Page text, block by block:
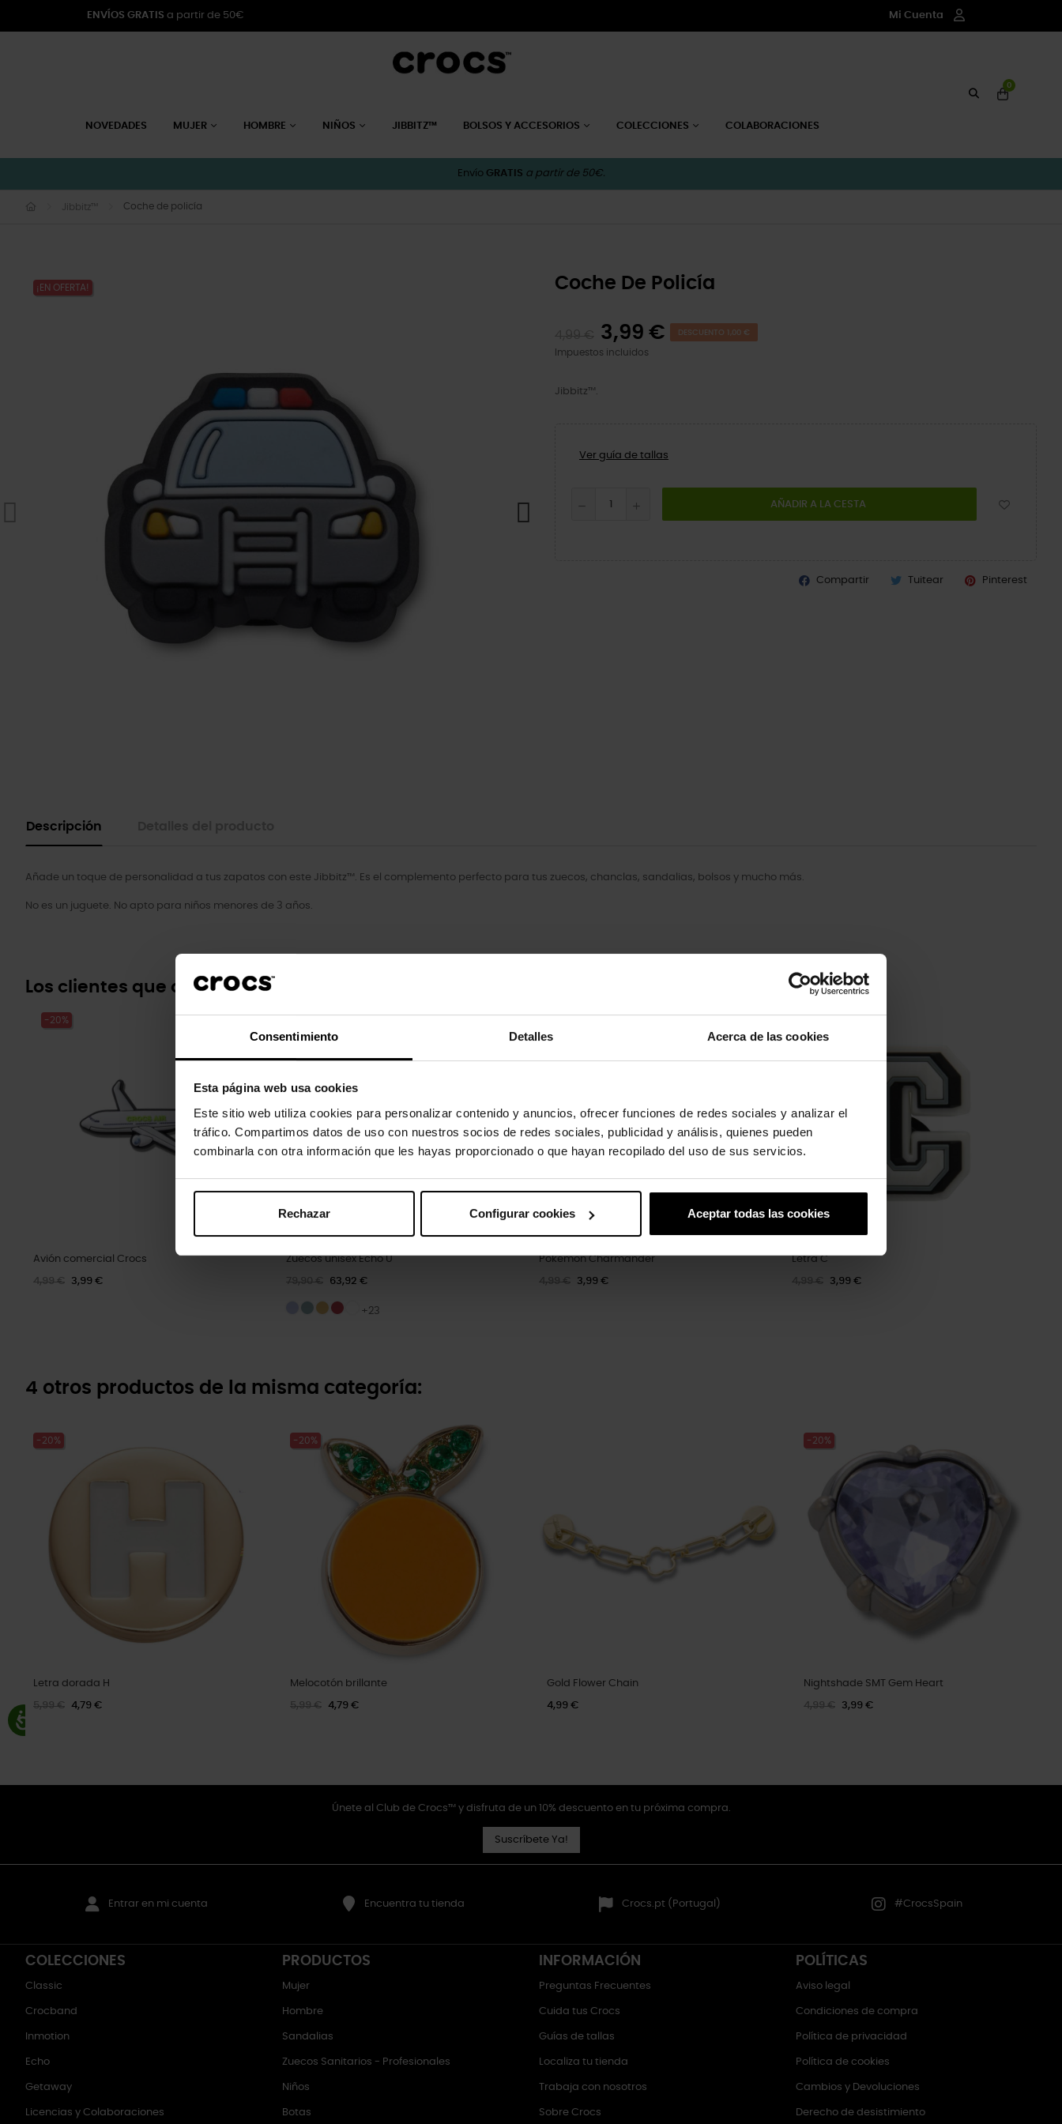
Consentimiento Detalles Acerca de las cookies
Esta página web usa cookies
Este sitio web utiliza cookies para personalizar contenido y anuncios, ofrecer funciones de redes sociales y analizar el
tráfico. Compartimos datos de uso con nuestros socios de redes sociales, publicidad y análisis, quienes pueden
combinarla con otra información que les hayas proporcionado o que hayan recopilado del uso de sus servicios.
Rechazar Configurar cookies Aceptar todas las cookies
ENVÍOS GRATIS a partir de 50€ Mi Cuenta
NOVEDADES MUJER HOMBRE NIÑOS JIBBITZ™ BOLSOS Y ACCESORIOS COLECCIONES COLABORACIONES
0
Envío GRATIS a partir de 50€.
Jibbitz™ Coche de policía
¡EN OFERTA! Coche De Policía
3,99 € DESCUENTO 1,00 €
Impuestos incluidos
Jibbitz™.
Ver guía de tallas
AÑADIR A LA CESTA
Compartir Tuitear Pinterest
Descripción
Añade un toque de personalidad a tus zapatos con este Jibbitz™. Es el complemento perfecto para tus zuecos, chanclas, sandalias, bolsos y mucho más.
No es un juguete. No apto para niños menores de 3 años.
Los clientes que compraron este producto también han comprado:
-20%
Avión comercial Crocs
4,99 € 3,99 €
Zuecos unisex Echo U
79,90 € 63,92 €
+23
Pokemon Charmander
3,99 €
Letra C
3,99 €
4 otros productos de la misma categoría:
-20%
Letra dorada H
5,99 € 4,79 €
-20%
Melocotón brillante
5,99 € 4,79 €
Gold Flower Chain
4,99 €
-20%
Nightshade SMT Gem Heart
4,99 € 3,99 €
Únete al Club de Crocs™ y disfruta de un 10% descuento en tu próxima compra.
Suscríbete Ya!
Entrar en mi cuenta Encuentra tu tienda Crocs.pt (Portugal) #CrocsSpain
COLECCIONES
Classic
Crocband
Inmotion
Echo
Getaway
Licencias y Colaboraciones
PRODUCTOS
Mujer
Hombre
Sandalias
Zuecos Sanitarios - Profesionales
Niños
Botas
INFORMACIÓN
Preguntas Frecuentes
Cuida tus Crocs
Guías de tallas
Localiza tu tienda
Trabaja con nosotros
Sobre Crocs
POLÍTICAS
Aviso legal
Condiciones de compra
Política de privacidad
Política de cookies
Cambios y Devoluciones
Derecho de desistimiento